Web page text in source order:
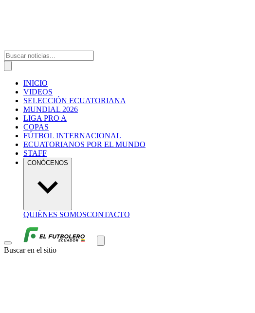
INICIO
VIDEOS
SELECCIÓN ECUATORIANA
MUNDIAL 2026
LIGA PRO A
COPAS
FÚTBOL INTERNACIONAL
ECUATORIANOS POR EL MUNDO
STAFF
CONÓCENOS
QUIÉNES SOMOSCONTACTO
Buscar en el sitio